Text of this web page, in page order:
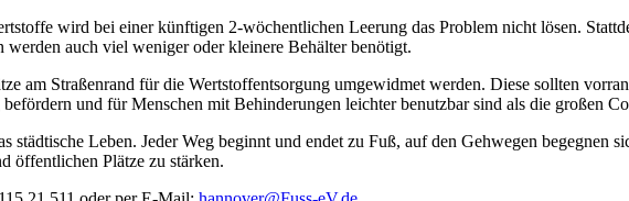
wird bei einer künftigen 2-wöchentlichen Leerung das Problem nicht lösen.
auch viel weniger oder kleinere Behälter benötigt.
am Straßenrand für die Wertstoffentsorgung umgewidmet werden. Diese sollten
und für Menschen mit Behinderungen leichter benutzbar sind als die großen
Leben. Jeder Weg beginnt und endet zu Fuß, auf den Gehwegen begegnen
öffentlichen Plätze zu stärken.